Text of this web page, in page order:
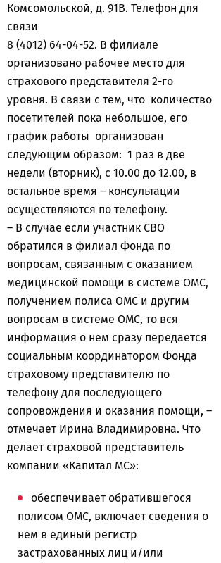
Комсомольской, д. 91В. Телефон для
связи
8 (4012) 64-04-52. В филиале
организовано рабочее место для
страхового представителя 2-го
уровня. В связи с тем, что количество
посетителей пока небольшое, его
график работы организован
следующим образом: 1 раз в две
недели (вторник), с 10.00 до 12.00, в
остальное время – консультации
осуществляются по телефону.
– В случае если участник СВО
обратился в филиал Фонда по
вопросам, связанным с оказанием
медицинской помощи в системе ОМС,
получением полиса ОМС и другим
вопросам в системе ОМС, то вся
информация о нем сразу передается
социальным координатором Фонда
страховому представителю по
телефону для последующего
сопровождения и оказания помощи, –
отмечает Ирина Владимировна. Что
делает страховой представитель
компании «Капитал МС»:
обеспечивает обратившегося
полисом ОМС, включает сведения о
нем в единый регистр
застрахованных лиц и/или